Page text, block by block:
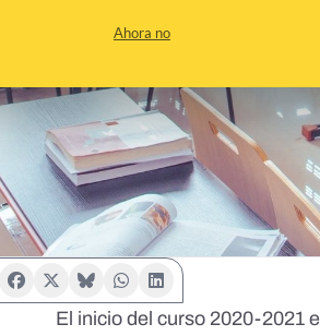
Ahora no
El inicio del curso 2020-2021